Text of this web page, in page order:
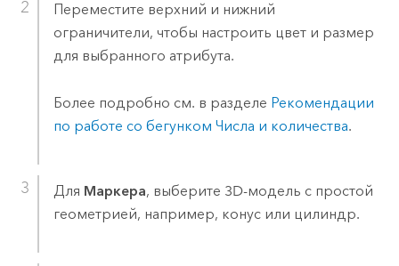
Переместите верхний и нижний
ограничители, чтобы настроить цвет и размер
для выбранного атрибута.
Более подробно см. в разделе Рекомендации
по работе со бегунком Числа и количества.
Для Маркера, выберите 3D-модель с простой
геометрией, например, конус или цилиндр.